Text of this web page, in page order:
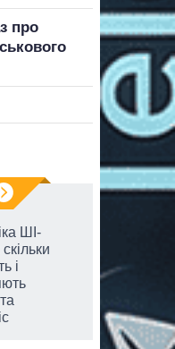
про
ШІ-
скільки
і